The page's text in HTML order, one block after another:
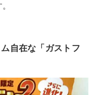
自在な「ガストフ